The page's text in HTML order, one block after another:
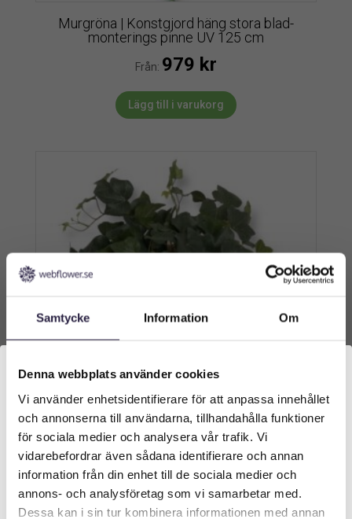
Samtycke Information Om
Denna webbplats använder cookies
Vi använder enhetsidentifierare för att anpassa innehållet
och annonserna till användarna, tillhandahålla funktioner
för sociala medier och analysera vår trafik. Vi
vidarebefordrar även sådana identifierare och annan
information från din enhet till de sociala medier och
annons- och analysföretag som vi samarbetar med.
Dessa kan i sin tur kombinera informationen med annan
Murgröna | Konstgjord häng stora blad-
monterings pinne UV 125 cm
Från: 979 kr
Lägg till i varukorg
Murgröna | Konstgjord engelsk Ivy UV 45cm
Från:499kr
Välkommen till Webflower
Vilken typ av kund är du? Du kan alltid justera ditt val
längst upp på sidan.
Företagskund (exkl. moms)